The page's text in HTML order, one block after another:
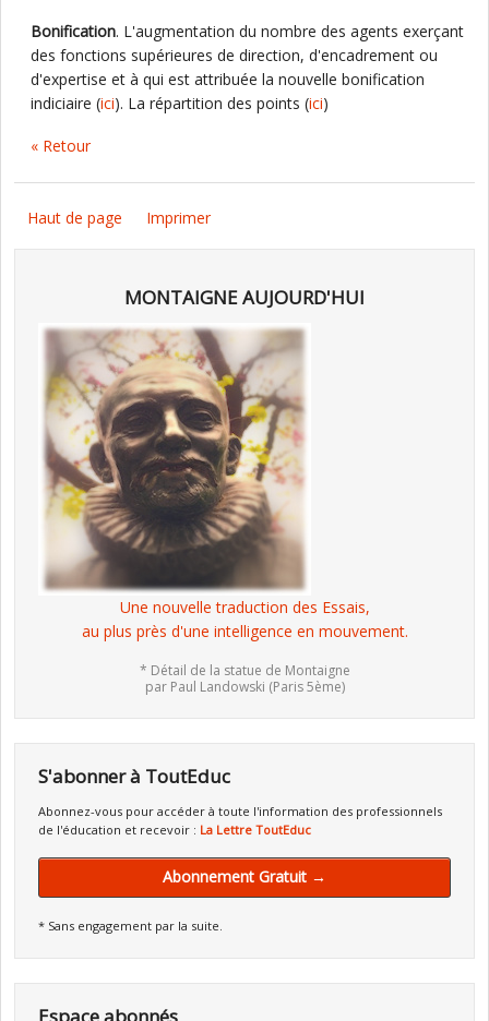
Bonification. L'augmentation du nombre des agents exerçant
des fonctions supérieures de direction, d'encadrement ou
d'expertise et à qui est attribuée la nouvelle bonification
indiciaire (ici). La répartition des points (ici)
« Retour
Haut de page Imprimer
MONTAIGNE AUJOURD'HUI
Une nouvelle traduction des Essais,
au plus près d'une intelligence en mouvement.
* Détail de la statue de Montaigne
par Paul Landowski (Paris 5ème)
S'abonner à ToutEduc
Abonnez-vous pour accéder à toute l'information des professionnels
de l'éducation et recevoir : La Lettre ToutEduc
Abonnement Gratuit →
* Sans engagement par la suite.